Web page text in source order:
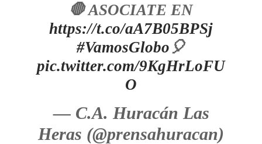
🛑 ASOCIATE EN
https://t.co/aA7B05BPSj
#VamosGlobo 🎈
pic.twitter.com/9KgHrLoFU
O
— C.A. Huracán Las
Heras (@prensahuracan)